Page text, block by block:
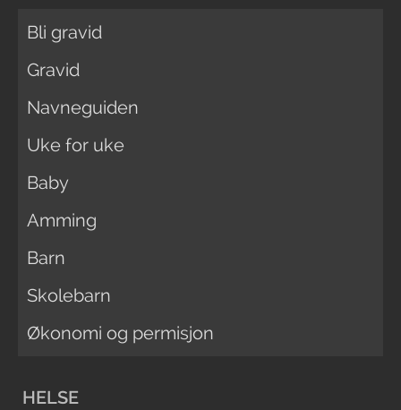
Bli gravid
Gravid
Navneguiden
Uke for uke
Baby
Amming
Barn
Skolebarn
Økonomi og permisjon
HELSE